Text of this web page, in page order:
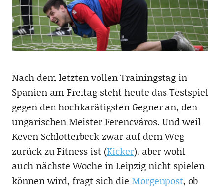
Nach dem letzten vollen Trainingstag in
Spanien am Freitag steht heute das Testspiel
gegen den hochkarätigsten Gegner an, den
ungarischen Meister Ferencváros. Und weil
Keven Schlotterbeck zwar auf dem Weg
zurück zu Fitness ist (Kicker), aber wohl
auch nächste Woche in Leipzig nicht spielen
können wird, fragt sich die Morgenpost, ob